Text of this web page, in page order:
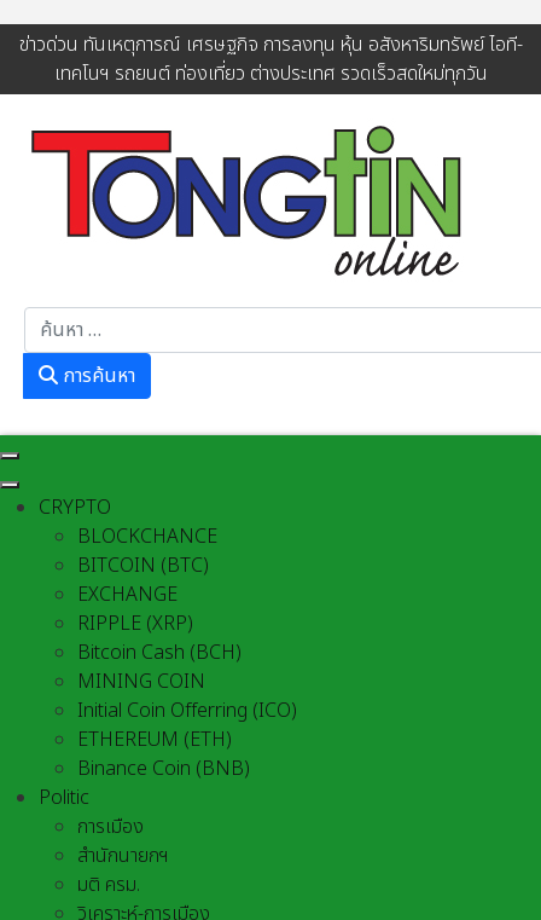
ข่าวด่วน ทันเหตุการณ์ เศรษฐกิจ การลงทุน หุ้น อสังหาริมทรัพย์ ไอที-
เทคโนฯ รถยนต์ ท่องเที่ยว ต่างประเทศ รวดเร็วสดใหม่ทุกวัน
การค้นหา
CRYPTO
BLOCKCHANCE
BITCOIN (BTC)
EXCHANGE
RIPPLE (XRP)
Bitcoin Cash (BCH)
MINING COIN
Initial Coin Offerring (ICO)
ETHEREUM (ETH)
Binance Coin (BNB)
Politic
การเมือง
สำนักนายกฯ
มติ ครม.
วิเคราะห์-การเมือง